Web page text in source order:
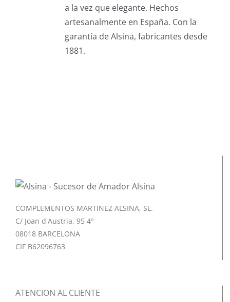
a la vez que elegante. Hechos
artesanalmente en España. Con la
garantía de Alsina, fabricantes desde
1881.
COMPLEMENTOS MARTINEZ ALSINA, SL.
C/ Joan d'Austria, 95 4º
08018 BARCELONA
CIF B62096763
ATENCION AL CLIENTE